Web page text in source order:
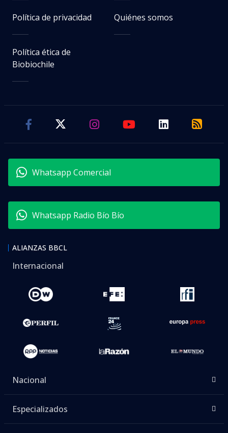
Política de privacidad Quiénes somos
Política ética de
Biobiochile
Whatsapp Comercial
Whatsapp Radio Bío Bío
ALIANZAS BBCL
Internacional
Nacional
Especializados